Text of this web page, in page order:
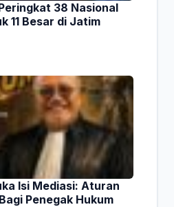
38 Nasional
11 Besar di Jatim
Isi Mediasi: Aturan
Penegak Hukum